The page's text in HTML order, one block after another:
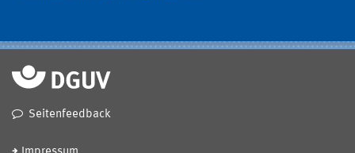
Seitenfeedback